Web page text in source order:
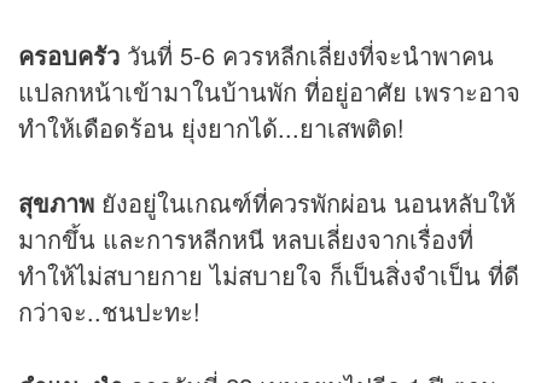
ครอบครัว วันที่ 5-6 ควรหลีกเลี่ยงที่จะนำพาคน
แปลกหน้าเข้ามาในบ้านพัก ที่อยู่อาศัย เพราะอาจ
ทำให้เดือดร้อน ยุ่งยากได้...ยาเสพติด!
สุขภาพ ยังอยู่ในเกณฑ์ที่ควรพักผ่อน นอนหลับให้
มากขึ้น และการหลีกหนี หลบเลี่ยงจากเรื่องที่
ทำให้ไม่สบายกาย ไม่สบายใจ ก็เป็นสิ่งจำเป็น ที่ดี
กว่าจะ..ชนปะทะ!